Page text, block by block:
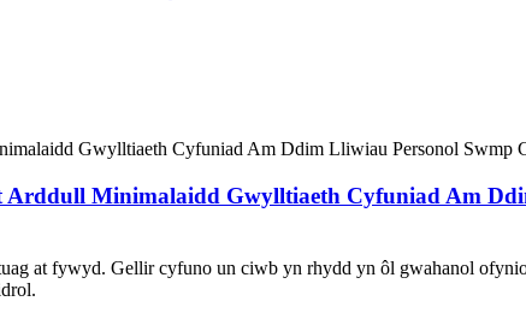
Minimalaidd Gwylltiaeth Cyfuniad Am
at fywyd. Gellir cyfuno un ciwb yn rhydd yn ôl gwahanol